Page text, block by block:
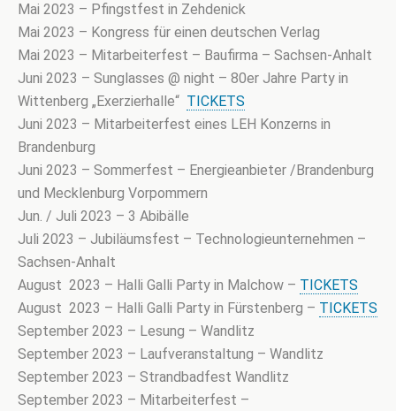
Mai 2023 – Pfingstfest in Zehdenick
Mai 2023 – Kongress für einen deutschen Verlag
Mai 2023 – Mitarbeiterfest – Baufirma – Sachsen-Anhalt
Juni 2023 – Sunglasses @ night – 80er Jahre Party in
Wittenberg „Exerzierhalle“ TICKETS
Juni 2023 – Mitarbeiterfest eines LEH Konzerns in
Brandenburg
Juni 2023 – Sommerfest – Energieanbieter /Brandenburg
und Mecklenburg Vorpommern
Jun. / Juli 2023 – 3 Abibälle
Juli 2023 – Jubiläumsfest – Technologieunternehmen –
Sachsen-Anhalt
August 2023 – Halli Galli Party in Malchow – TICKETS
August 2023 – Halli Galli Party in Fürstenberg – TICKETS
September 2023 – Lesung – Wandlitz
September 2023 – Laufveranstaltung – Wandlitz
September 2023 – Strandbadfest Wandlitz
September 2023 – Mitarbeiterfest –